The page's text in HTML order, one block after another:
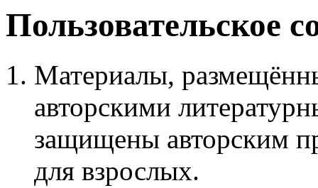
Пользовательское
Материалы,
авторскими
защищены авторским
для взрослых.